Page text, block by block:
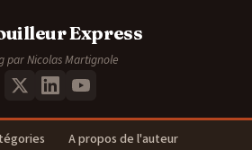
Express
par Nicolas Martignole
A propos de l'auteur